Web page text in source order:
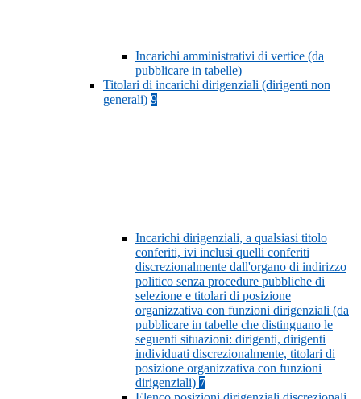
Incarichi amministrativi di vertice (da
pubblicare in tabelle)
Titolari di incarichi dirigenziali (dirigenti non
generali) 9
Incarichi dirigenziali, a qualsiasi titolo
conferiti, ivi inclusi quelli conferiti
discrezionalmente dall'organo di indirizzo
politico senza procedure pubbliche di
selezione e titolari di posizione
organizzativa con funzioni dirigenziali (da
pubblicare in tabelle che distinguano le
seguenti situazioni: dirigenti, dirigenti
individuati discrezionalmente, titolari di
posizione organizzativa con funzioni
dirigenziali) 7